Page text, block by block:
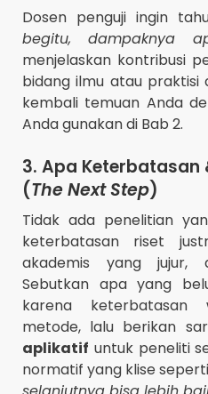
Dosen penguji ingin
begitu, dampaknya
menjelaskan kontribusi
bidang ilmu atau praktisi
kembali temuan Anda
Anda gunakan di Bab 2.
3. Apa Keterbatasan
(The Next Step)
Tidak ada penelitian
keterbatasan riset
akademis yang jujur,
Sebutkan apa yang
karena keterbatasan
metode, lalu berikan
aplikatif untuk peneliti
normatif yang klise seperti